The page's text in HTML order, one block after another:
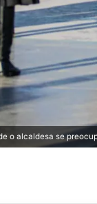
o alcaldesa se